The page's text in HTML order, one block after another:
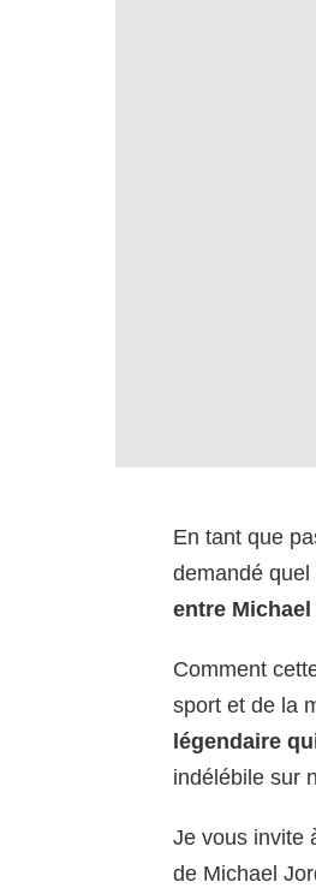
En tant que
demandé
entre
Comment
sport et de la
légendaire
indélébile sur
Je vous invite
de Michael